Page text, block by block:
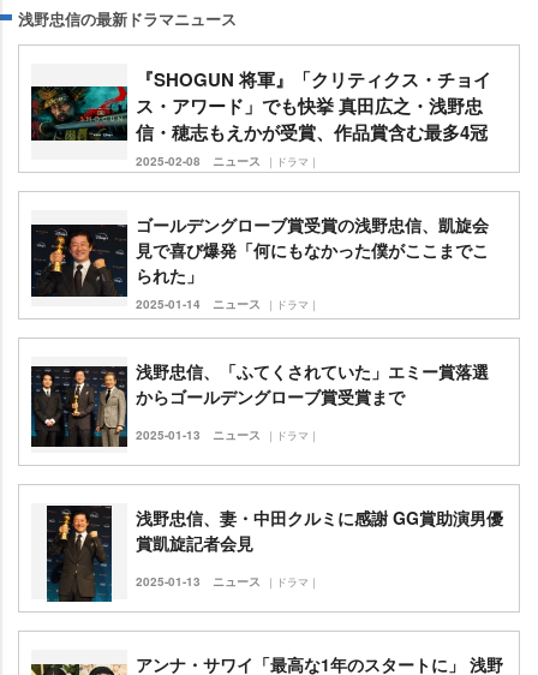
浅野忠信の最新ドラマニュース
『SHOGUN 将軍』「クリティクス・チョイ
ス・アワード」でも快挙 真田広之・浅野忠
信・穂志もえかが受賞、作品賞含む最多4冠
2025-02-08 ニュース ｜ドラマ｜
ゴールデングローブ賞受賞の浅野忠信、凱旋会
見で喜び爆発「何にもなかった僕がここまでこ
られた」
2025-01-14 ニュース ｜ドラマ｜
浅野忠信、「ふてくされていた」エミー賞落選
からゴールデングローブ賞受賞まで
2025-01-13 ニュース ｜ドラマ｜
浅野忠信、妻・中田クルミに感謝 GG賞助演男優
賞凱旋記者会見
2025-01-13 ニュース ｜ドラマ｜
アンナ・サワイ「最高な1年のスタートに」 浅野